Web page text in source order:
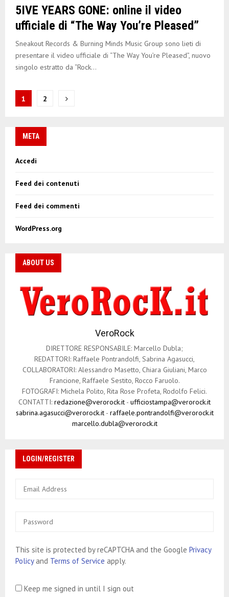
5IVE YEARS GONE: online il video
ufficiale di “The Way You’re Pleased”
Sneakout Records & Burning Minds Music Group sono lieti di
presentare il video ufficiale di “The Way You’re Pleased”, nuovo
singolo estratto da “Rock...
N
i
a
z
i
e
o
l
1 2
META
Accedi
Feed dei contenuti
Feed dei commenti
WordPress.org
ABOUT US
VeroRock
DIRETTORE RESPONSABILE: Marcello Dubla;
REDATTORI: Raffaele Pontrandolfi, Sabrina Agasucci,
COLLABORATORI: Alessandro Masetto, Chiara Giuliani, Marco
Francione, Raffaele Sestito, Rocco Faruolo.
FOTOGRAFI: Michela Polito, Rita Rose Profeta, Rodolfo Felici.
CONTATTI: redazione@verorock.it - ufficiostampa@verorock.it
sabrina.agasucci@verorock.it- raffaele.pontrandolfi@verorock.it
marcello.dubla@verorock.it
LOGIN/REGISTER
This site is protected by reCAPTCHA and the Google Privacy
Policyand Terms of Service apply.
Keep me signed in until I sign out